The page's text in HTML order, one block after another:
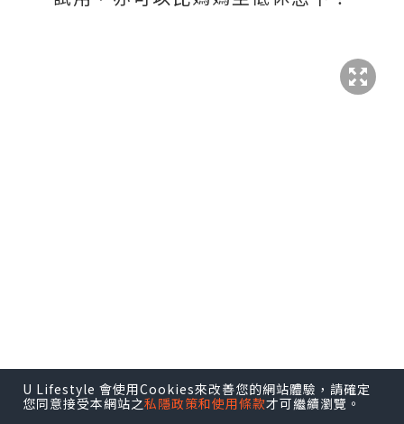
U Lifestyle 會使用Cookies來改善您的網站體驗，請確定
您同意接受本網站之私隱政策和使用條款才可繼續瀏覽。